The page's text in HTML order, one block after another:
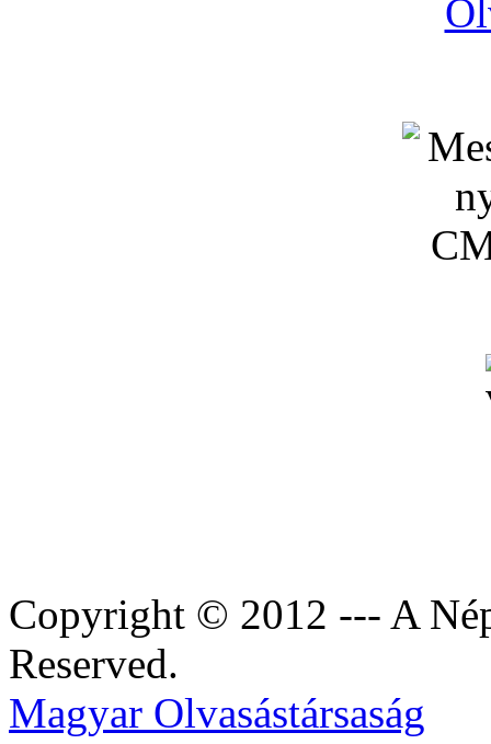
Copyright © 2012 --- A
Reserved.
Magyar Olvasástársaság